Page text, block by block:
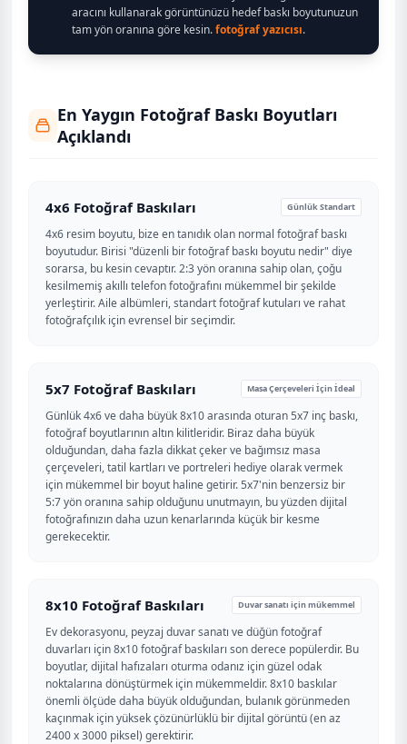
aracını kullanarak görüntünüzü hedef baskı boyutunuzun
tam yön oranına göre kesin.fotoğraf yazıcısı.
En Yaygın Fotoğraf Baskı Boyutları
Açıklandı
4x6 Fotoğraf Baskıları Günlük Standart
4x6 resim boyutu, bize en tanıdık olan normal fotoğraf baskı
boyutudur. Birisi "düzenli bir fotoğraf baskı boyutu nedir" diye
sorarsa, bu kesin cevaptır. 2:3 yön oranına sahip olan, çoğu
kesilmemiş akıllı telefon fotoğrafını mükemmel bir şekilde
yerleştirir. Aile albümleri, standart fotoğraf kutuları ve rahat
fotoğrafçılık için evrensel bir seçimdir.
5x7 Fotoğraf Baskıları Masa Çerçeveleri İçin İdeal
Günlük 4x6 ve daha büyük 8x10 arasında oturan 5x7 inç baskı,
fotoğraf boyutlarının altın kilitleridir. Biraz daha büyük
olduğundan, daha fazla dikkat çeker ve bağımsız masa
çerçeveleri, tatil kartları ve portreleri hediye olarak vermek
için mükemmel bir boyut haline getirir. 5x7'nin benzersiz bir
5:7 yön oranına sahip olduğunu unutmayın, bu yüzden dijital
fotoğrafınızın daha uzun kenarlarında küçük bir kesme
gerekecektir.
8x10 Fotoğraf Baskıları Duvar sanatı için mükemmel
Ev dekorasyonu, peyzaj duvar sanatı ve düğün fotoğraf
duvarları için 8x10 fotoğraf baskıları son derece popülerdir. Bu
boyutlar, dijital hafızaları oturma odanız için güzel odak
noktalarına dönüştürmek için mükemmeldir. 8x10 baskılar
önemli ölçüde daha büyük olduğundan, bulanık görünmeden
kaçınmak için yüksek çözünürlüklü bir dijital görüntü (en az
2400 x 3000 piksel) gerektirir.